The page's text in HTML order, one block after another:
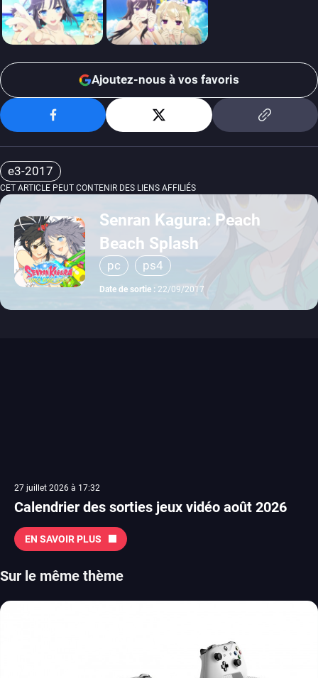
Ajoutez-nous à vos favoris
e3-2017
CET ARTICLE PEUT CONTENIR DES LIENS AFFILIÉS
Senran Kagura: Peach
Beach Splash
pc ps4
Date de sortie : 22/09/2017
27 juillet 2026 à 17:32
Calendrier des sorties jeux vidéo août 2026
EN SAVOIR PLUS
Sur le même thème